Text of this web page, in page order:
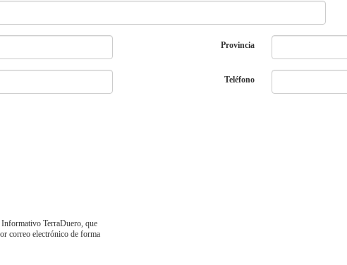
Provincia
Teléfono
TerraDuero, que
correo electrónico de forma
Entra ¿Olvidaste tu password?
© 2018 Agrupación Europea de Cooperación Territorial Duero-Douro